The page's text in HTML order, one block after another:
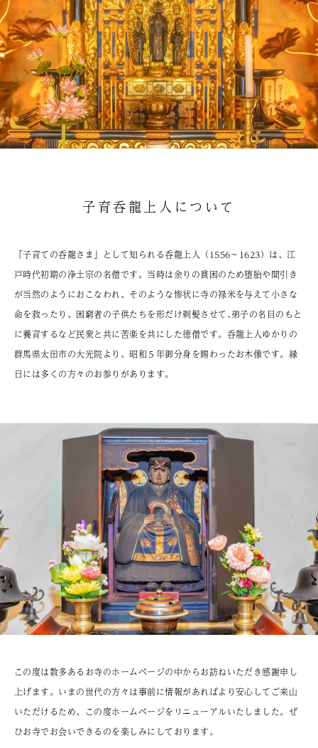
子育呑龍上人について
「子育ての呑龍さま」として知られる呑龍上人（1556～1623）は、江
戸時代初期の浄土宗の名僧です。当時は余りの貧困のため堕胎や間引き
が当然のようにおこなわれ、そのような惨状に寺の禄米を与えて小さな
命を救ったり、困窮者の子供たちを形だけ剃髪させて､弟子の名目のもと
に養育するなど民衆と共に苦楽を共にした徳僧です。呑龍上人ゆかりの
群馬県太田市の大光院より、昭和５年御分身を賜わったお木像です。縁
日には多くの方々のお参りがあります。
この度は数多あるお寺のホームページの中からお訪ねいただき感謝申し
上げます。いまの世代の方々は事前に情報があればより安心してご来山
いただけるため、この度ホームページをリニューアルいたしました。ぜ
ひお寺でお会いできるのを楽しみにしております。